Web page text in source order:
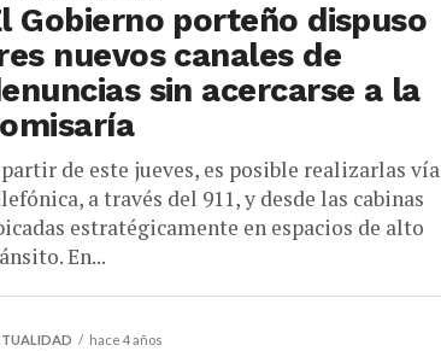
Gobierno porteño dispuso
nuevos canales de
sin acercarse a la
de este jueves, es posible realizarlas vía
a través del 911, y desde las cabinas
estratégicamente en espacios de alto
En...
hace 4 años